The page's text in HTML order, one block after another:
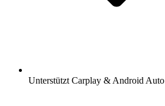
Unterstützt Carplay & Android Auto